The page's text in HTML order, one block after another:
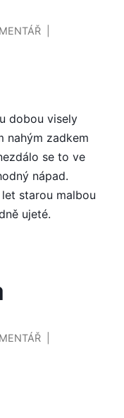
NA
dobou visely
nahým zadkem
se to ve
nápad.
starou malbou
ujeté.
NA